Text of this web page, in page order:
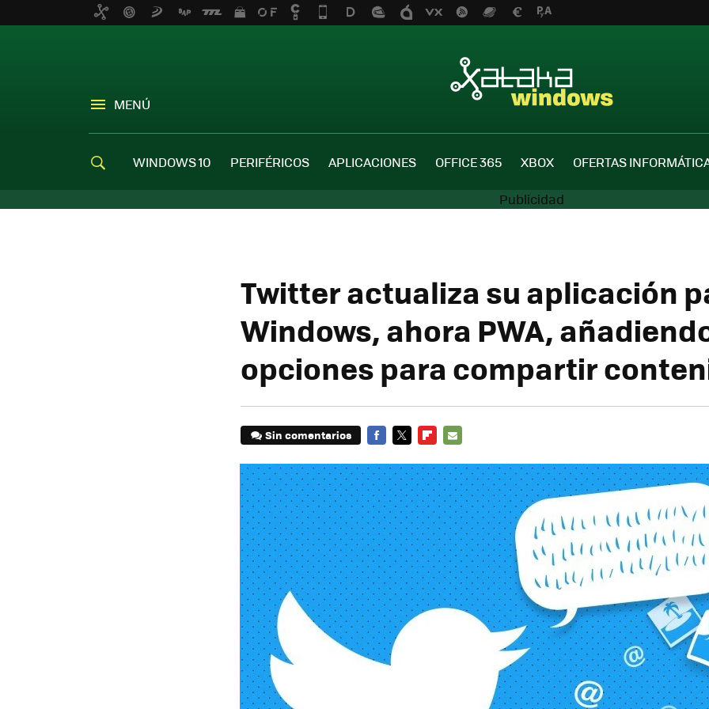
MENÚ
WINDOWS 10 PERIFÉRICOS APLICACIONES OFFICE 365 XBOX OFERTAS
Twitter actualiza su aplicación
Windows, ahora PWA,
opciones para compartir
Sin comentarios
MAIL